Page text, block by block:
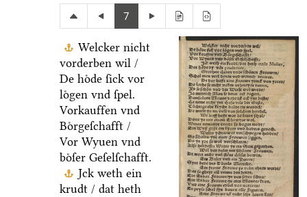
7
Welcker nicht
vorderben wil /
De hoͤde ſick vor
loͤgen vnd ſpel.
Vorkauffen vnd
Boͤrgeſchafft /
Vor Wyuen vnd
boͤſer Geſelſchafft.
Jck weth ein
krudt / dat heth